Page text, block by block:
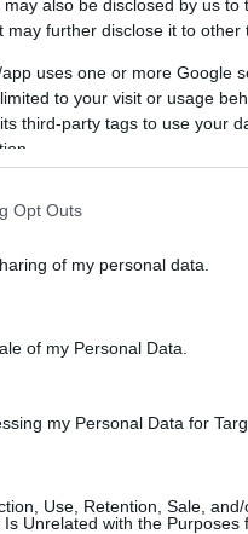
also be disclosed by us to
may further disclose it to other
uses one or more Google
to your visit or usage
third-party tags to use your
Opt Outs
of my personal data.
of my Personal Data.
my Personal Data for
Use, Retention, Sale,
Unrelated with the Purposes